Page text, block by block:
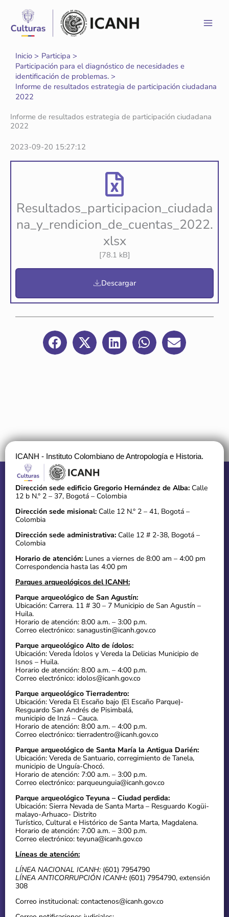
contenido
Inicio
Participa
Participación para el diagnóstico de necesidades e
identificación de problemas.
Informe de resultados estrategia de participación ciudadana
2022
Informe de resultados estrategia de participación ciudadana
2022
2023-09-20 15:27:12
Resultados_participacion_ciudada
na_y_rendicion_de_cuentas_2022.
xlsx
[78.1 kB]
Descargar
ICANH - Instituto Colombiano de Antropología e Historia.
Dirección sede edificio Gregorio Hernández de Alba: Calle
12 b N.° 2 – 37, Bogotá – Colombia
Dirección sede misional: Calle 12 N.° 2 – 41, Bogotá –
Colombia
Dirección sede administrativa: Calle 12 # 2-38, Bogotá –
Colombia
Horario de atención: Lunes a viernes de 8:00 am – 4:00 pm
Correspondencia hasta las 4:00 pm
Parques arqueológicos del ICANH:
Parque arqueológico de San Agustín:
Ubicación: Carrera. 11 # 30 – 7 Municipio de San Agustín –
Huila.
Horario de atención: 8:00 a.m. – 3:00 p.m.
Correo electrónico: sanagustin@icanh.gov.co
Parque arqueológico Alto de ídolos:
Ubicación: Vereda Ídolos y Vereda la Delicias Municipio de
Isnos – Huila.
Horario de atención: 8:00 a.m. – 4:00 p.m.
Correo electrónico: idolos@icanh.gov.co
Parque arqueológico Tierradentro:
Ubicación: Vereda El Escaño bajo (El Escaño Parque)-
Resguardo San Andrés de Pisimbalá,
municipio de Inzá – Cauca.
Horario de atención: 8:00 a.m. – 4:00 p.m.
Correo electrónico: tierradentro@icanh.gov.co
Parque arqueológico de Santa María la Antigua Darién:
Ubicación: Vereda de Santuario, corregimiento de Tanela,
municipio de Unguía-Chocó.
Horario de atención: 7:00 a.m. – 3:00 p.m.
Correo electrónico: parqueunguia@icanh.gov.co
Parque arqueológico Teyuna – Ciudad perdida:
Ubicación: Sierra Nevada de Santa Marta – Resguardo Kogüi-
malayo-Arhuaco- Distrito
Turístico, Cultural e Histórico de Santa Marta, Magdalena.
Horario de atención: 7:00 a.m. – 3:00 p.m.
Correo electrónico: teyuna@icanh.gov.co
Líneas de atención:
LÍNEA NACIONAL ICANH: (601) 7954790
LÍNEA ANTICORRUPCIÓN ICANH: (601) 7954790, extensión
308
Correo institucional: contactenos@icanh.gov.co